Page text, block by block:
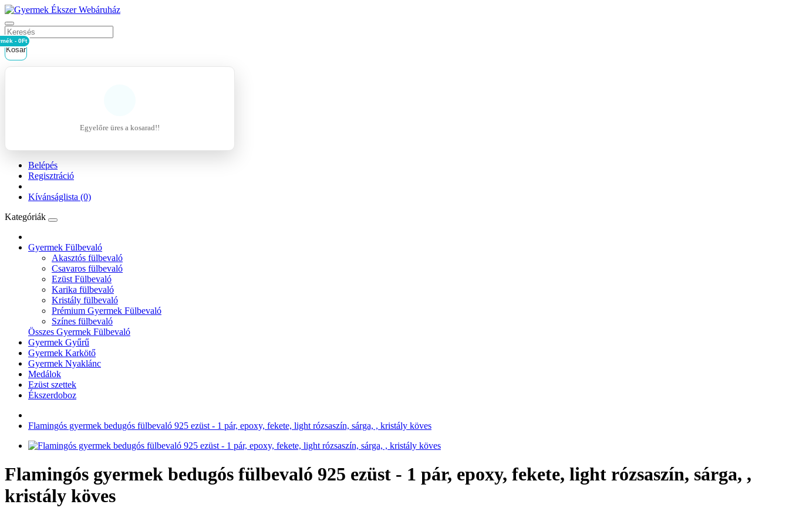
Kosár
- 0Ft
Egyelőre üres a kosarad!!
Belépés
Regisztráció
Kívánságlista (0)
Kategóriák
Gyermek Fülbevaló
Akasztós fülbevaló
Csavaros fülbevaló
Ezüst Fülbevaló
Karika fülbevaló
Kristály fülbevaló
Prémium Gyermek Fülbevaló
Színes fülbevaló
Összes Gyermek Fülbevaló
Gyermek Gyűrű
Gyermek Karkötő
Gyermek Nyaklánc
Medálok
Ezüst szettek
Ékszerdoboz
Flamingós gyermek bedugós fülbevaló 925 ezüst - 1 pár, epoxy, fekete, light rózsaszín, sárga, , kristály köves
Flamingós gyermek bedugós fülbevaló 925 ezüst - 1 pár, epoxy, fekete, light rózsaszín, sárga, ,
kristály köves